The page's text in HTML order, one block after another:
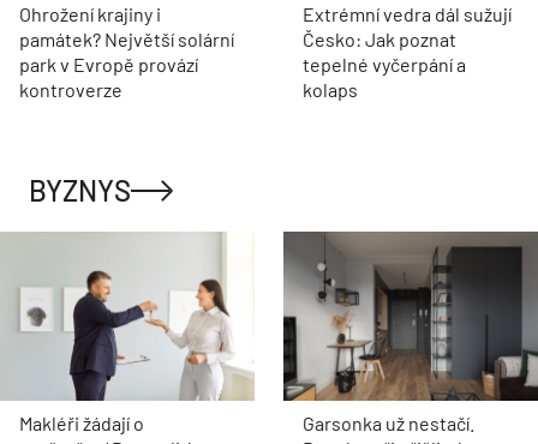
Ohrožení krajiny i
památek? Největší solární
park v Evropě provází
kontroverze
Extrémní vedra dál sužují
Česko: Jak poznat
tepelné vyčerpání a
kolaps
BYZNYS
Makléři žádají o
Garsonka už nestačí.